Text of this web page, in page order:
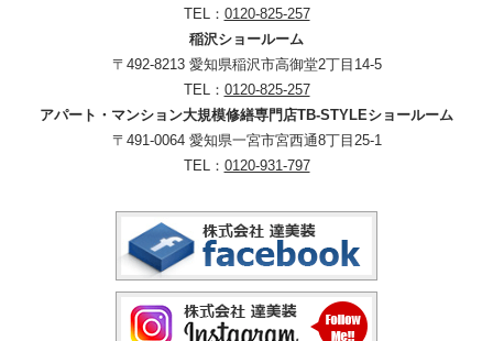
TEL： 0120-825-257
稲沢ショールーム
〒492-8213 愛知県稲沢市高御堂2丁目14-5
TEL： 0120-825-257
アパート・マンション大規模修繕専門店TB-STYLEショールーム
〒491-0064 愛知県一宮市宮西通8丁目25-1
TEL： 0120-931-797